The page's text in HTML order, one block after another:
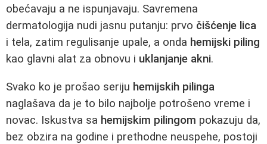
obećavaju a ne ispunjavaju. Savremena
dermatologija nudi jasnu putanju: prvo čišćenje lica
i tela, zatim regulisanje upale, a onda hemijski piling
kao glavni alat za obnovu i uklanjanje akni.
Svako ko je prošao seriju hemijskih pilinga
naglašava da je to bilo najbolje potrošeno vreme i
novac. Iskustva sa hemijskim pilingom pokazuju da,
bez obzira na godine i prethodne neuspehe, postoji